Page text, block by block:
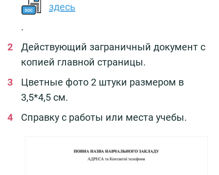
здесь
.
Действующий заграничный документ с
копией главной страницы.
Цветные фото 2 штуки размером в
3,5*4,5 см.
Справку с работы или места учебы.